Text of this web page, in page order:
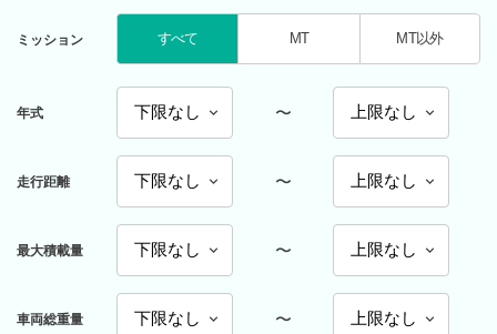
ミッション すべて MT MT以外
年式 〜
走行距離 〜
最大積載量 〜
車両総重量 〜